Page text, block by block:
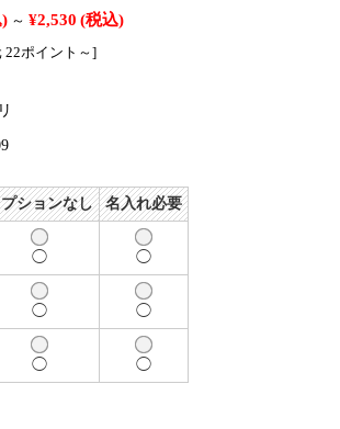
～ ¥2,530 (税込)
22ポイント～]
ションなし 名入れ必要
◯ ◯
◯ ◯
◯ ◯